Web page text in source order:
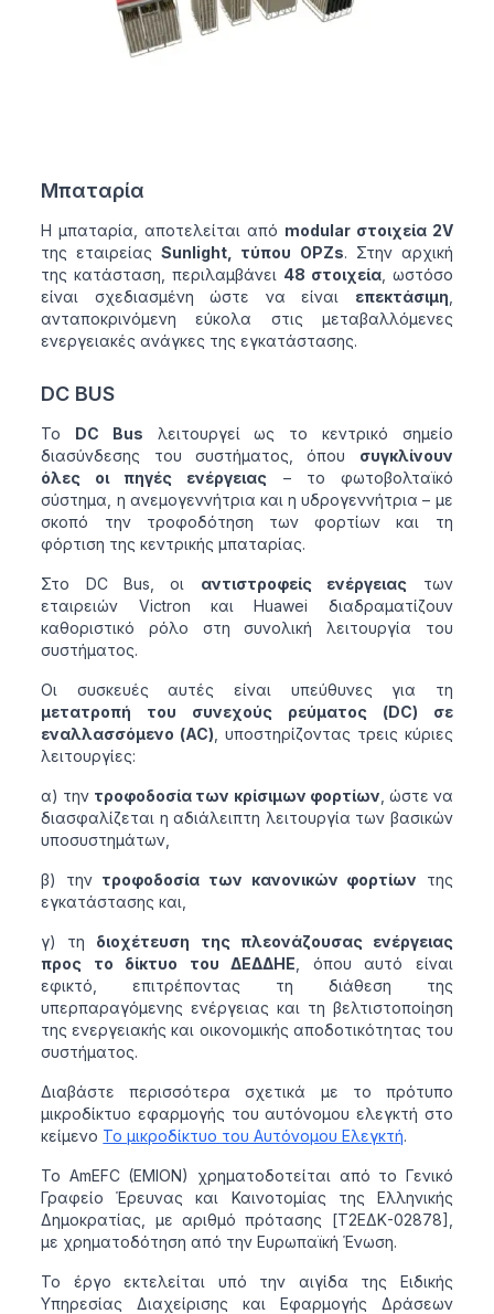
Μπαταρία
Η μπαταρία, αποτελείται από modular στοιχεία 2V
της εταιρείαςSunlight, τύπου OPZs. Στην αρχική
της κατάσταση, περιλαμβάνει 48 στοιχεία, ωστόσο
είναι σχεδιασμένη ώστε να είναι επεκτάσιμη
ανταποκρινόμενη εύκολα στις μεταβαλλόμενες
ενεργειακές ανάγκες της εγκατάστασης.
DC BUS
Το DC Bus λειτουργεί ως το κεντρικό σημείο
διασύνδεσης του συστήματος, όπου συγκλίνουν
όλες οι πηγές ενέργειας – το φωτοβολταϊκό
σύστημα, η ανεμογεννήτρια και η υδρογεννήτρια – με
σκοπό την τροφοδότηση των φορτίων και τη
φόρτιση της κεντρικής μπαταρίας.
Στο DC Bus, οι αντιστροφείς ενέργειας των
εταιρειών Victron και Huawei διαδραματίζουν
καθοριστικό ρόλο στη συνολική λειτουργία του
συστήματος.
Οι συσκευές αυτές είναι υπεύθυνες για τη
μετατροπή του συνεχούς ρεύματος (DC) σε
εναλλασσόμενο (AC) , υποστηρίζοντας τρεις κύριες
λειτουργίες:
α) την τροφοδοσία των κρίσιμων φορτίων , ώστε να
διασφαλίζεται η αδιάλειπτη λειτουργία των βασικών
υποσυστημάτων,
β) την τροφοδοσία των κανονικών φορτίων της
εγκατάστασης και,
γ) τη διοχέτευση της πλεονάζουσας ενέργειας
προς το δίκτυο του ΔΕΔΔΗΕ , όπου αυτό είναι
εφικτό, επιτρέποντας τη διάθεση της
υπερπαραγόμενης ενέργειας και τη βελτιστοποίηση
της ενεργειακής και οικονομικής αποδοτικότητας του
συστήματος.
Διαβάστε περισσότερα σχετικά με το πρότυπο
μικροδίκτυο εφαρμογής του αυτόνομου ελεγκτή στο
κείμενο Το μικροδίκτυο του Αυτόνομου Ελεγκτή.
Το AmEFC (EMION) χρηματοδοτείται από το Γενικό
Γραφείο Έρευνας και Καινοτομίας της Ελληνικής
Δημοκρατίας, με αριθμό πρότασης [T2ΕΔΚ-02878],
με χρηματοδότηση από την Ευρωπαϊκή Ένωση.
Το έργο εκτελείται υπό την αιγίδα της Ειδικής
Υπηρεσίας Διαχείρισης και Εφαρμογής Δράσεων